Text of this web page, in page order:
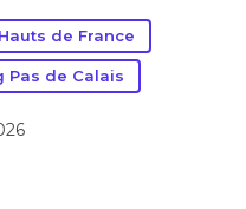
de France
Pas de Calais